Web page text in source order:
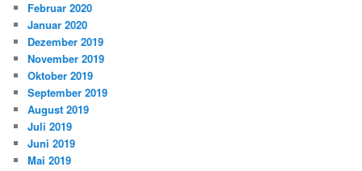
Februar 2020
Januar 2020
Dezember 2019
November 2019
Oktober 2019
September 2019
August 2019
Juli 2019
Juni 2019
Mai 2019